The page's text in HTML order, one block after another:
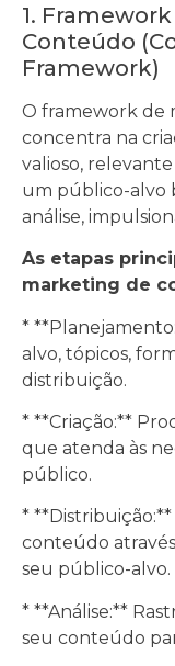
1.
Conteúdo
Framework)
O framework de
concentra na
valioso,
um público-alvo
análise,
As etapas
marketing de
*
alvo, tópicos,
distribuição.
* **Criação:**
que atenda às
público.
*
conteúdo
seu público-alvo.
* **Análise:**
seu conteúdo